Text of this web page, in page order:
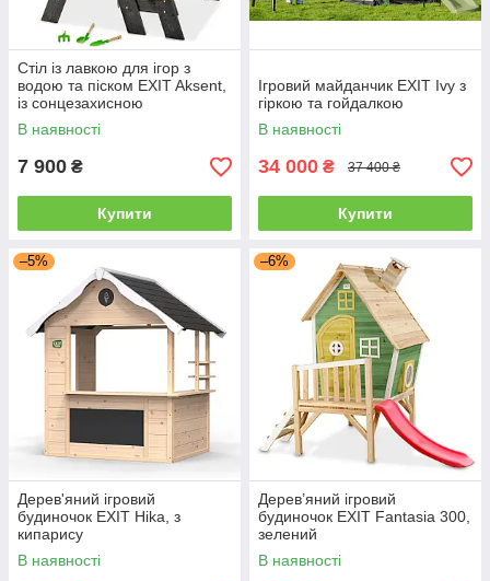
Стіл із лавкою для ігор з
водою та піском EXIT Aksent,
із сонцезахисною
парасолькою
В наявності
7 900 ₴
Купити
Ігровий майданчик EXIT Ivy з
гіркою та гойдалкою
В наявності
34 000 ₴ 37 400 ₴
Купити
–5%
Дерев'яний ігровий
будиночок EXIT Hika, з
кипарису
В наявності
–6%
Дерев’яний ігровий
будиночок EXIT Fantasia 300,
зелений
В наявності